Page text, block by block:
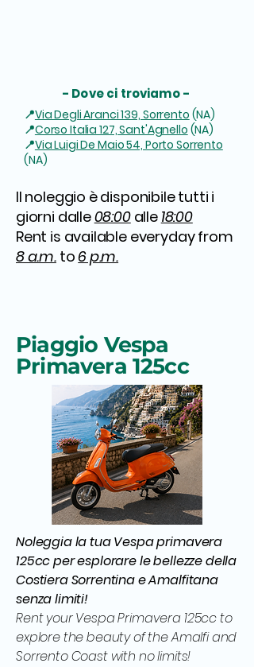
- Dove ci troviamo -
📍Via Degli Aranci 139, Sorrento (NA)
📍Corso Italia 127, Sant'Agnello (NA)
📍Via Luigi De Maio 54, Porto Sorrento
(NA)
Il noleggio è disponibile tutti i
giorni dalle08:00alle 18:00
Rent is available everyday from
8 a.m.to6 p.m.
Piaggio Vespa
Primavera 125cc
Noleggia la tua Vespa primavera
125cc per esplorare le bellezze della
Costiera Sorrentina e Amalfitana
senza limiti!
Rent your Vespa Primavera 125cc to
explore the beauty of the Amalfi and
Sorrento Coast with no limits!